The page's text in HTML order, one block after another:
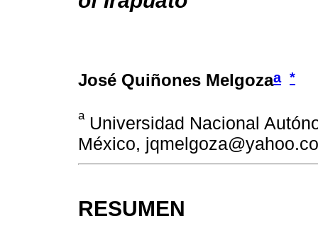
José Quiñones Melgozaa *
aUniversidad Nacional
México,
RESUMEN